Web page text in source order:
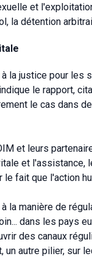
et
la détention
la justice pour
le rapport,
le cas dans
et leurs
et l'assistance,
fait que l'action
la manière de
dans les pays
des canaux
un autre pilier, sur